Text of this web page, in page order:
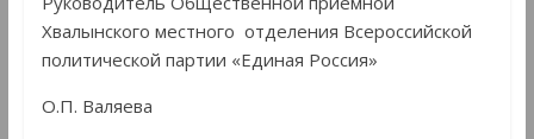
Хвалынского местного отделения Всероссийской
политической партии «Единая Россия»
О.П. Валяева